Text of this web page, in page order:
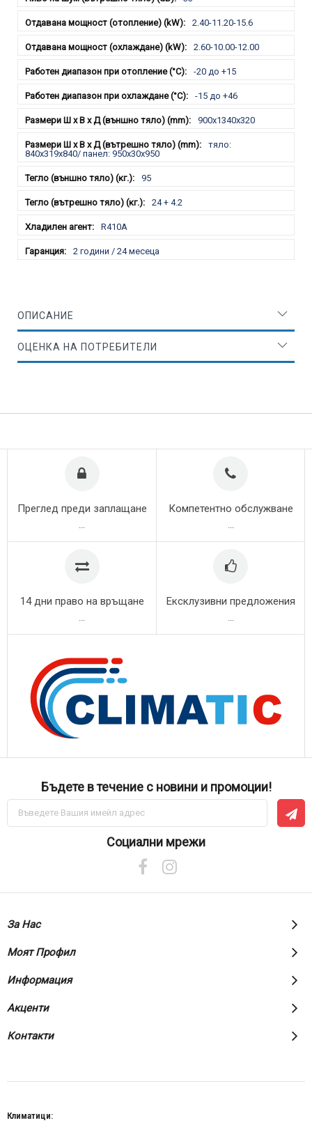
2.40-11.20-15.6
2.60-10.00-12.00
-20 до +15
-15 до +46
900x1340x320
тяло:
840x319x840/ панел: 950x30x950
95
24 + 4.2
R410A
2 години / 24 месеца
ОПИСАНИЕ
ОЦЕНКА НА ПОТРЕБИТЕЛИ
Преглед преди заплащане Компетентно обслужване
14 дни право на връщане Ексклузивни предложения
Бъдете в течение с новини и промоции!
Абонирай
за
Социални мрежи
За Нас
Моят Профил
Информация
Акценти
Контакти
Климатици: